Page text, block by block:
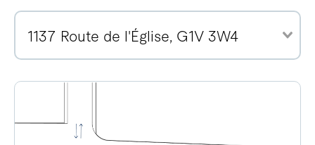
1137 Route de l'Église, G1V 3W4